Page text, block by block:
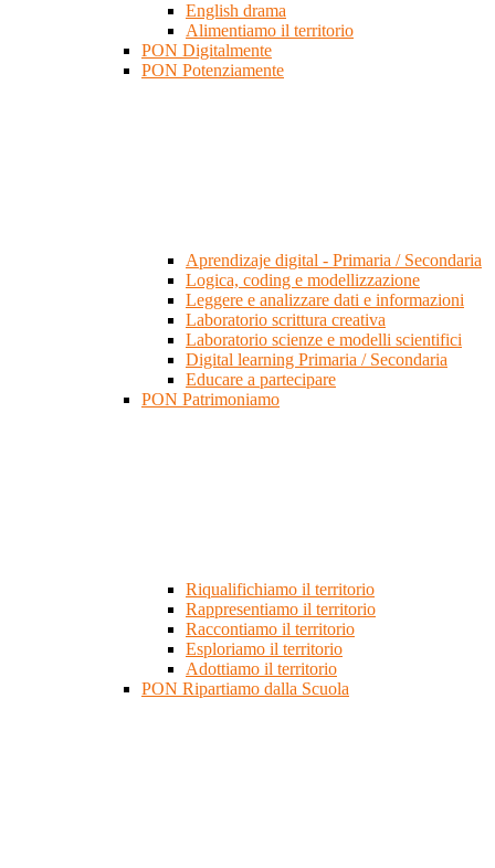
English drama
Alimentiamo il territorio
PON Digitalmente
PON Potenziamente
Aprendizaje digital - Primaria / Secondaria
Logica, coding e modellizzazione
Leggere e analizzare dati e informazioni
Laboratorio scrittura creativa
Laboratorio scienze e modelli scientifici
Digital learning Primaria / Secondaria
Educare a partecipare
PON Patrimoniamo
Riqualifichiamo il territorio
Rappresentiamo il territorio
Raccontiamo il territorio
Esploriamo il territorio
Adottiamo il territorio
PON Ripartiamo dalla Scuola